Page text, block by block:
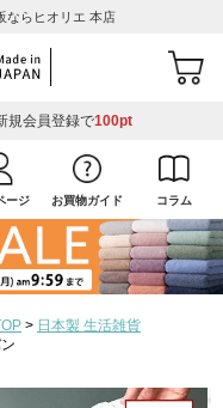
ならヒオリエ 本店
規会員登録で100pt
ージ お買物ガイド コラム
日本製 生活雑貨